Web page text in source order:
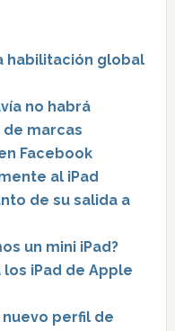
habilitación global
no habrá
marcas
Facebook
al iPad
de su salida a
un mini iPad?
iPad de Apple
perfil de